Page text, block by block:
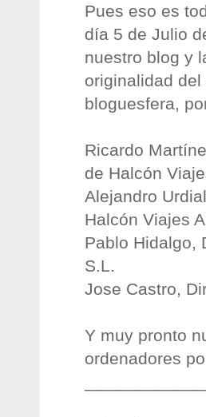
Pues eso es
día 5 de Julio
nuestro blog y
originalidad
bloguesfera,
Ricardo
de Halcón
Alejandro
Halcón Viajes
Pablo Hidalgo,
S.L.
Jose Castro,
Y muy pronto
ordenadores